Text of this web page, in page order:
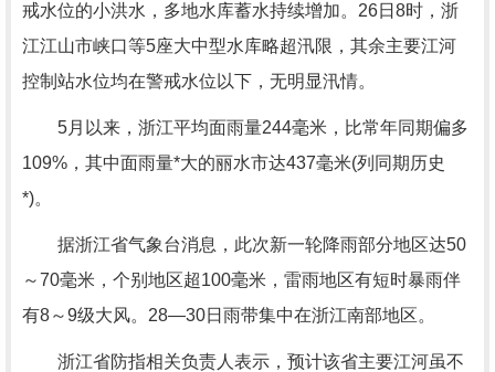
戒水位的小洪水，多地水库蓄水持续增加。26日8时，浙
江江山市峡口等5座大中型水库略超汛限，其余主要江河
控制站水位均在警戒水位以下，无明显汛情。
5月以来，浙江平均面雨量244毫米，比常年同期偏多
109%，其中面雨量*大的丽水市达437毫米(列同期历史
*)。
据浙江省气象台消息，此次新一轮降雨部分地区达50
～70毫米，个别地区超100毫米，雷雨地区有短时暴雨伴
有8～9级大风。28—30日雨带集中在浙江南部地区。
浙江省防指相关负责人表示，预计该省主要江河虽不